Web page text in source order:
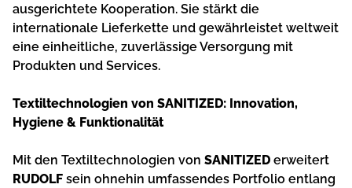
ausgerichtete Kooperation. Sie stärkt die
internationale Lieferkette und gewährleistet weltweit
eine einheitliche, zuverlässige Versorgung mit
Produkten und Services.
Textiltechnologien von SANITIZED: Innovation,
Hygiene & Funktionalität
Mit den Textiltechnologien von SANITIZED erweitert
RUDOLF sein ohnehin umfassendes Portfolio entlang